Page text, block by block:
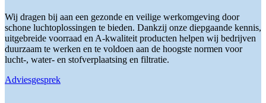
Wij dragen bij aan een gezonde en veilige werkomgeving door
schone luchtoplossingen te bieden. Dankzij onze diepgaande kennis,
uitgebreide voorraad en A-kwaliteit producten helpen wij bedrijven
duurzaam te werken en te voldoen aan de hoogste normen voor
lucht-, water- en stofverplaatsing en filtratie.
Adviesgesprek